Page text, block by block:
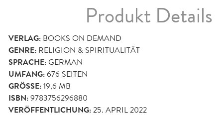
Produkt Details
VERLAG: BOOKS ON DEMAND
GENRE: RELIGION & SPIRITUALITÄT
SPRACHE:GERMAN
UMFANG:676 SEITEN
GRÖSSE: 19,6 MB
ISBN:9783756296880
VERÖFFENTLICHUNG:25. APRIL 2022